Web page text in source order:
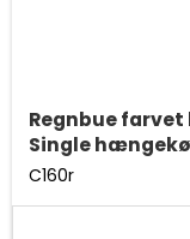
Regnbue
Single
C160r